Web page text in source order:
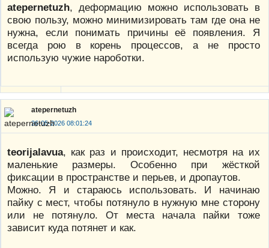
atepernetuzh, деформацию можно использовать в
свою пользу, можно минимизировать там где она не
нужна, если понимать причины её появления. Я
всегда рою в корень процессов, а не просто
использую чужие нароботки.
atepernetuzh
26-05-2026 08:01:24
teorijalavua, как раз и происходит, несмотря на их
маленькие размеры. Особенно при жёсткой
фиксации в пространстве и перьев, и дропаутов.
Можно. Я и стараюсь использовать. И начинаю
пайку с мест, чтобы потянуло в нужную мне сторону
или не потянуло. От места начала пайки тоже
зависит куда потянет и как.